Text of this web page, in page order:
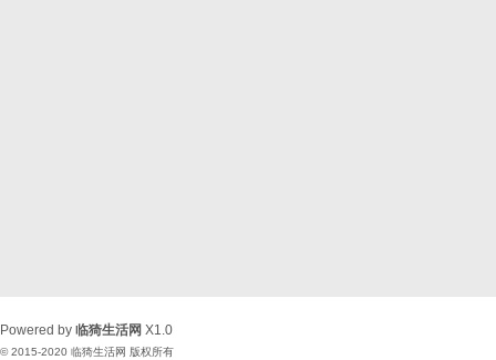
Powered by 临猗生活网 X1.0
© 2015-2020 临猗生活网 版权所有